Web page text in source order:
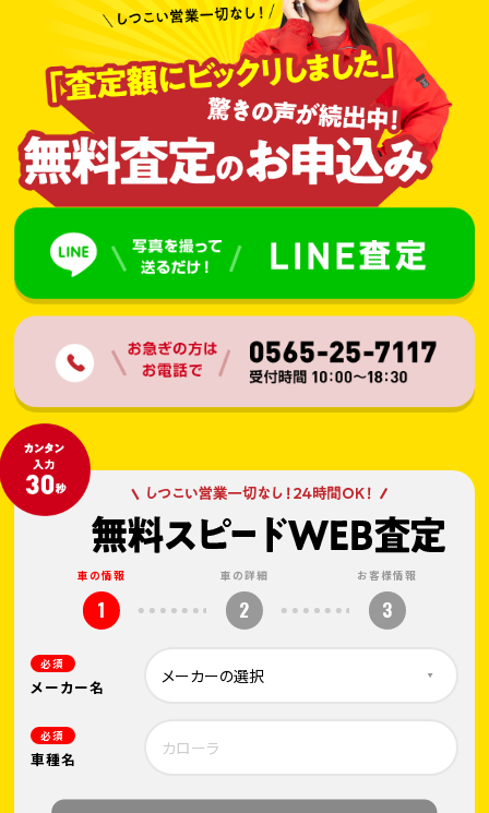
車の情報
1
車の詳細
2
お客様情報
3
必須
メーカー名
必須
車種名